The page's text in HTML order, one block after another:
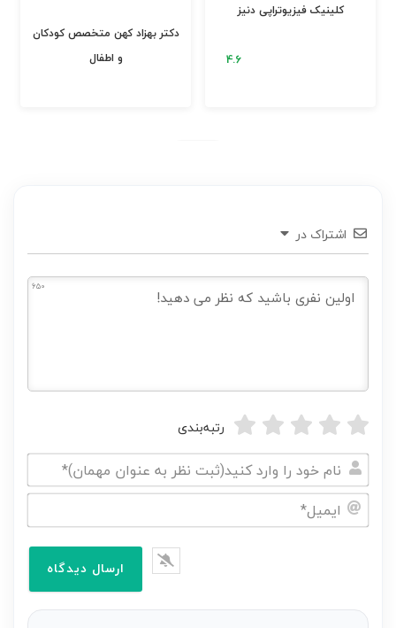
دکتر بهزاد کهن متخصص کودکان
و اطفال
کلینیک فیزیوتراپی دنیز
اشتراک در
650
رتبه‌بندی
نام
خود
نظر